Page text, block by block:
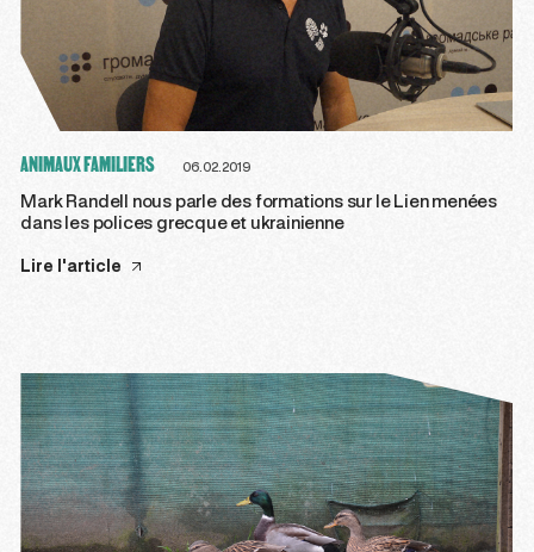
ANIMAUX FAMILIERS 06.02.2019
Mark Randell nous parle des formations sur le Lien menées
dans les polices grecque et ukrainienne
Lire l'article